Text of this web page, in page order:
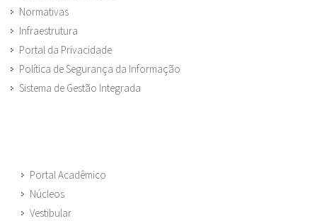
Normativas
Infraestrutura
Portal da Privacidade
Política de Segurança da Informação
Sistema de Gestão Integrada
Portal Acadêmico
Núcleos
Vestibular